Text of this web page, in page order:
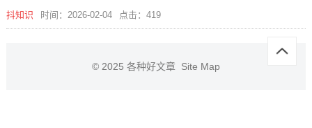
抖知识 时间：2026-02-04 点击：419
© 2025 各种好文章 Site Map